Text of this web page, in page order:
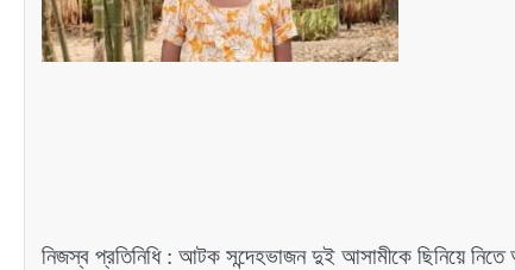
নিজস্ব প্রতিনিধি : আটক সন্দেহভাজন দুই আসামীকে ছিনিয়ে নিতে